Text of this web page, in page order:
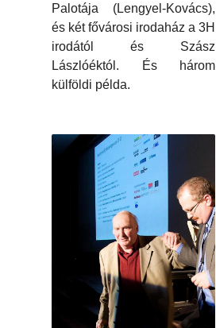
Palotája (Lengyel-Kovács),
és két fővárosi irodaház a 3H
irodától és Szász
Lászlóéktól. És három
külföldi példa.